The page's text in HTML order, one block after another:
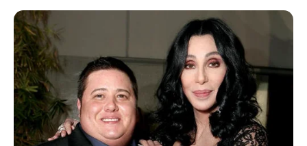
Devereaux Juniorze, pechowym wykładowcy na uczelni w
Pensylwanii. Bohater zostaje w ciągu jednego tygodnia
oskarżony o zamordowanie gęsi, dostaje w nos od
feministycznej poetki, trafia na izbę wytrzeźwień, a następnie
do szpitala. W obsadzie serialowej produkcji znaleźli się też:
Mireille Enos, Alvina August, June Washington-Chen,
Amini, Diedrich Bader, Suzanne Cryer, Olivia Scott Welch,
Arthur Keng i Cedric Yarbrough.